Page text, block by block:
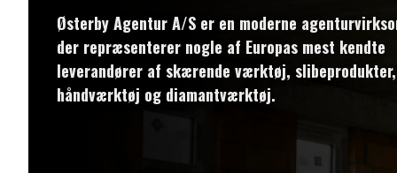
Østerby Agentur A/S er en moderne
der repræsenterer nogle af Europas mest kendte
leverandører af skærende værktøj, slibeprodukter,
håndværktøj og diamantværktøj.